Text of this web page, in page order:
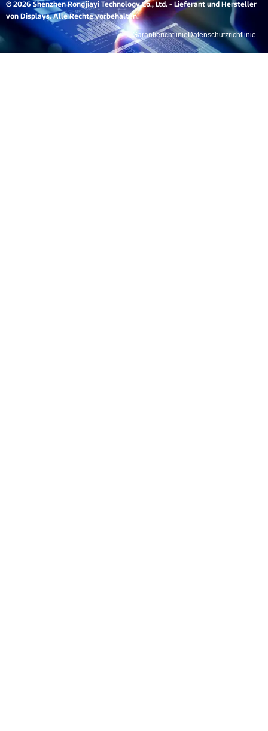
© 2026 Shenzhen Rongjiayi Technology Co., Ltd. - Lieferant und Hersteller
von Displays. Alle Rechte vorbehalten.
Datenschutzrichtlinie
Garantierichtlinie